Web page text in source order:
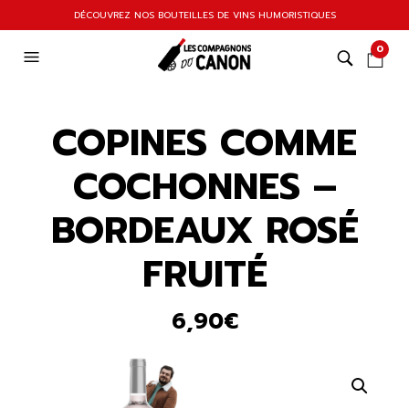
DÉCOUVREZ NOS BOUTEILLES DE VINS HUMORISTIQUES
0
COPINES COMME
COCHONNES –
BORDEAUX ROSÉ
FRUITÉ
6,90€